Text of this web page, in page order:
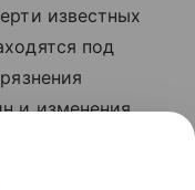
известных
под
и изменения